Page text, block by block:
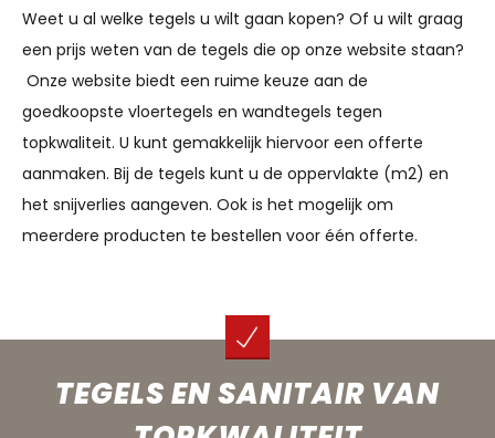
Weet u al welke tegels u wilt gaan kopen? Of u wilt graag
een prijs weten van de tegels die op onze website staan?
Onze website biedt een ruime keuze aan de
goedkoopste vloertegels en wandtegels tegen
topkwaliteit. U kunt gemakkelijk hiervoor een offerte
aanmaken. Bij de tegels kunt u de oppervlakte (m2) en
het snijverlies aangeven. Ook is het mogelijk om
meerdere producten te bestellen voor één offerte.
TEGELS EN SANITAIR VAN